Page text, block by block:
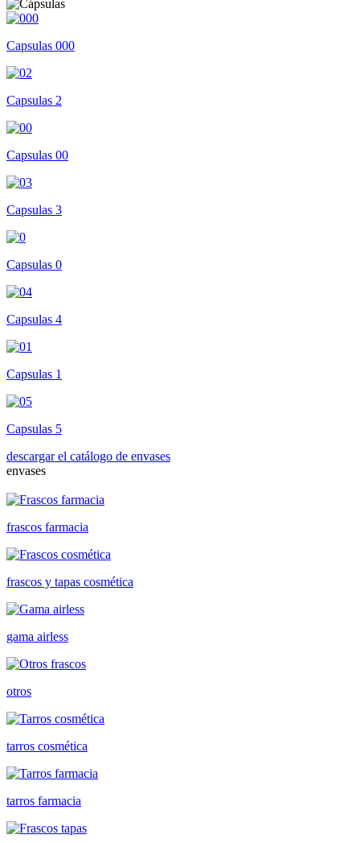
Capsulas 000
Capsulas 2
Capsulas 00
Capsulas 3
Capsulas 0
Capsulas 4
Capsulas 1
Capsulas 5
descargar el catálogo de envases
envases
frascos farmacia
frascos y tapas cosmética
gama airless
otros
tarros cosmética
tarros farmacia